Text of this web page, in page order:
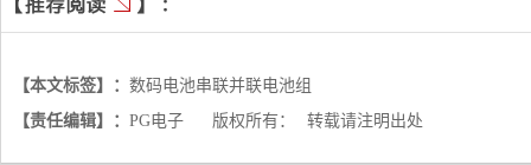
【本文标签】： 数码电池串联并联电池组
【责任编辑】： PG电子 版权所有： 转载请注明出处